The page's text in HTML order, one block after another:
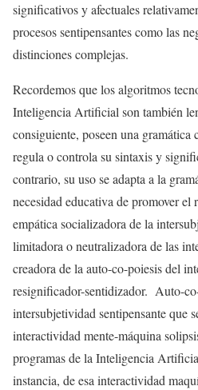
significativos y afectuales
procesos sentipensantes como las
distinciones complejas.
Recordemos que los algoritmos
Inteligencia Artificial son también
consiguiente, poseen una
regula o controla su sintaxis y
contrario, su uso se adapta a la
necesidad educativa de promover el
empática socializadora de la
limitadora o neutralizadora de las
creadora de la auto-co-poiesis del
resignificador-sentidizador. Auto-
intersubjetividad sentipensante que
interactividad mente-máquina
programas de la Inteligencia
instancia, de esa interactividad